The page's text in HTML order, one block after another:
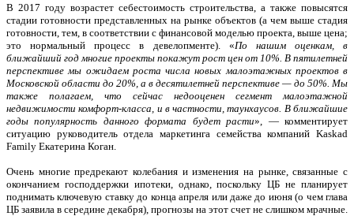
В 2017 году возрастет себестоимость строительства, а также повысятся
стадии готовности представленных на рынке объектов (а чем выше стадия
готовности, тем, в соответствии с финансовой моделью проекта, выше цена;
это нормальный процесс в девелопменте). «По нашим оценкам, в
ближайший год многие проекты покажут рост цен от 10%. В пятилетней
перспективе мы ожидаем роста числа новых малоэтажных проектов в
Московской области до 20%, а в десятилетней перспективе — до 50%. Мы
также полагаем, что сейчас недооценен сегмент малоэтажной
недвижимости комфорт-класса, и в частности, таунхаусов. В ближайшие
годы популярность данного формата будет расти», — комментирует
ситуацию руководитель отдела маркетинга семейства компаний Kaskad
Family Екатерина Коган.
Очень многие предрекают колебания и изменения на рынке, связанные с
окончанием господдержки ипотеки, однако, поскольку ЦБ не планирует
поднимать ключевую ставку до конца апреля или даже до июня (о чем глава
ЦБ заявила в середине декабря), прогнозы на этот счет не слишком мрачные.